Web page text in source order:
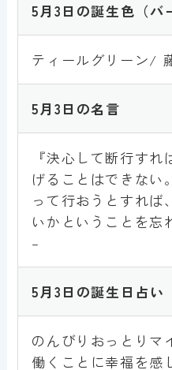
5月3 日の誕生色 （
ティールグリーン/
5月3 日の名言
『決心して断行す
げることはできない
って行おうとすれば
いかということを忘
–
5月3 日の誕生日占い
のんびりおっとり
働くことに幸福を感